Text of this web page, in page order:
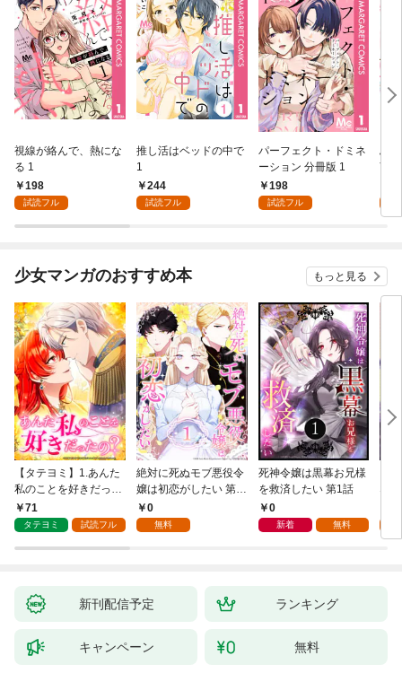
視線が絡んで、熱にな
る 1
198
試読フル
推し活はベッドの中で
1
244
試読フル
パーフェクト・ドミネ
ーション 分冊版 1
198
試読フル
ふ
言
少女マンガのおすすめ本 もっと見る
【タテヨミ】1.あんた
私のことを好きだった
の？
71
タテヨミ 試読フル
絶対に死ぬモブ悪役令
嬢は初恋がしたい 第1
話0
無料
死神令嬢は黒幕お兄様
を救済したい 第1話
0
新着 無料
な
新刊配信予定 ランキング
キャンペーン 無料